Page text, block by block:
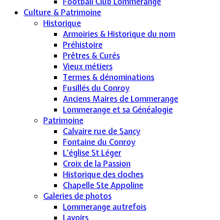
Culture & Patrimoine
Historique
Armoiries & Historique du nom
Préhistoire
Prêtres & Curés
Vieux métiers
Termes & dénominations
Fusillés du Conroy
Anciens Maires de Lommerange
Lommerange et sa Généalogie
Patrimoine
Calvaire rue de Sancy
Fontaine du Conroy
L'église St Léger
Croix de la Passion
Historique des cloches
Chapelle Ste Appoline
Galeries de photos
Lommerange autrefois
Lavoirs